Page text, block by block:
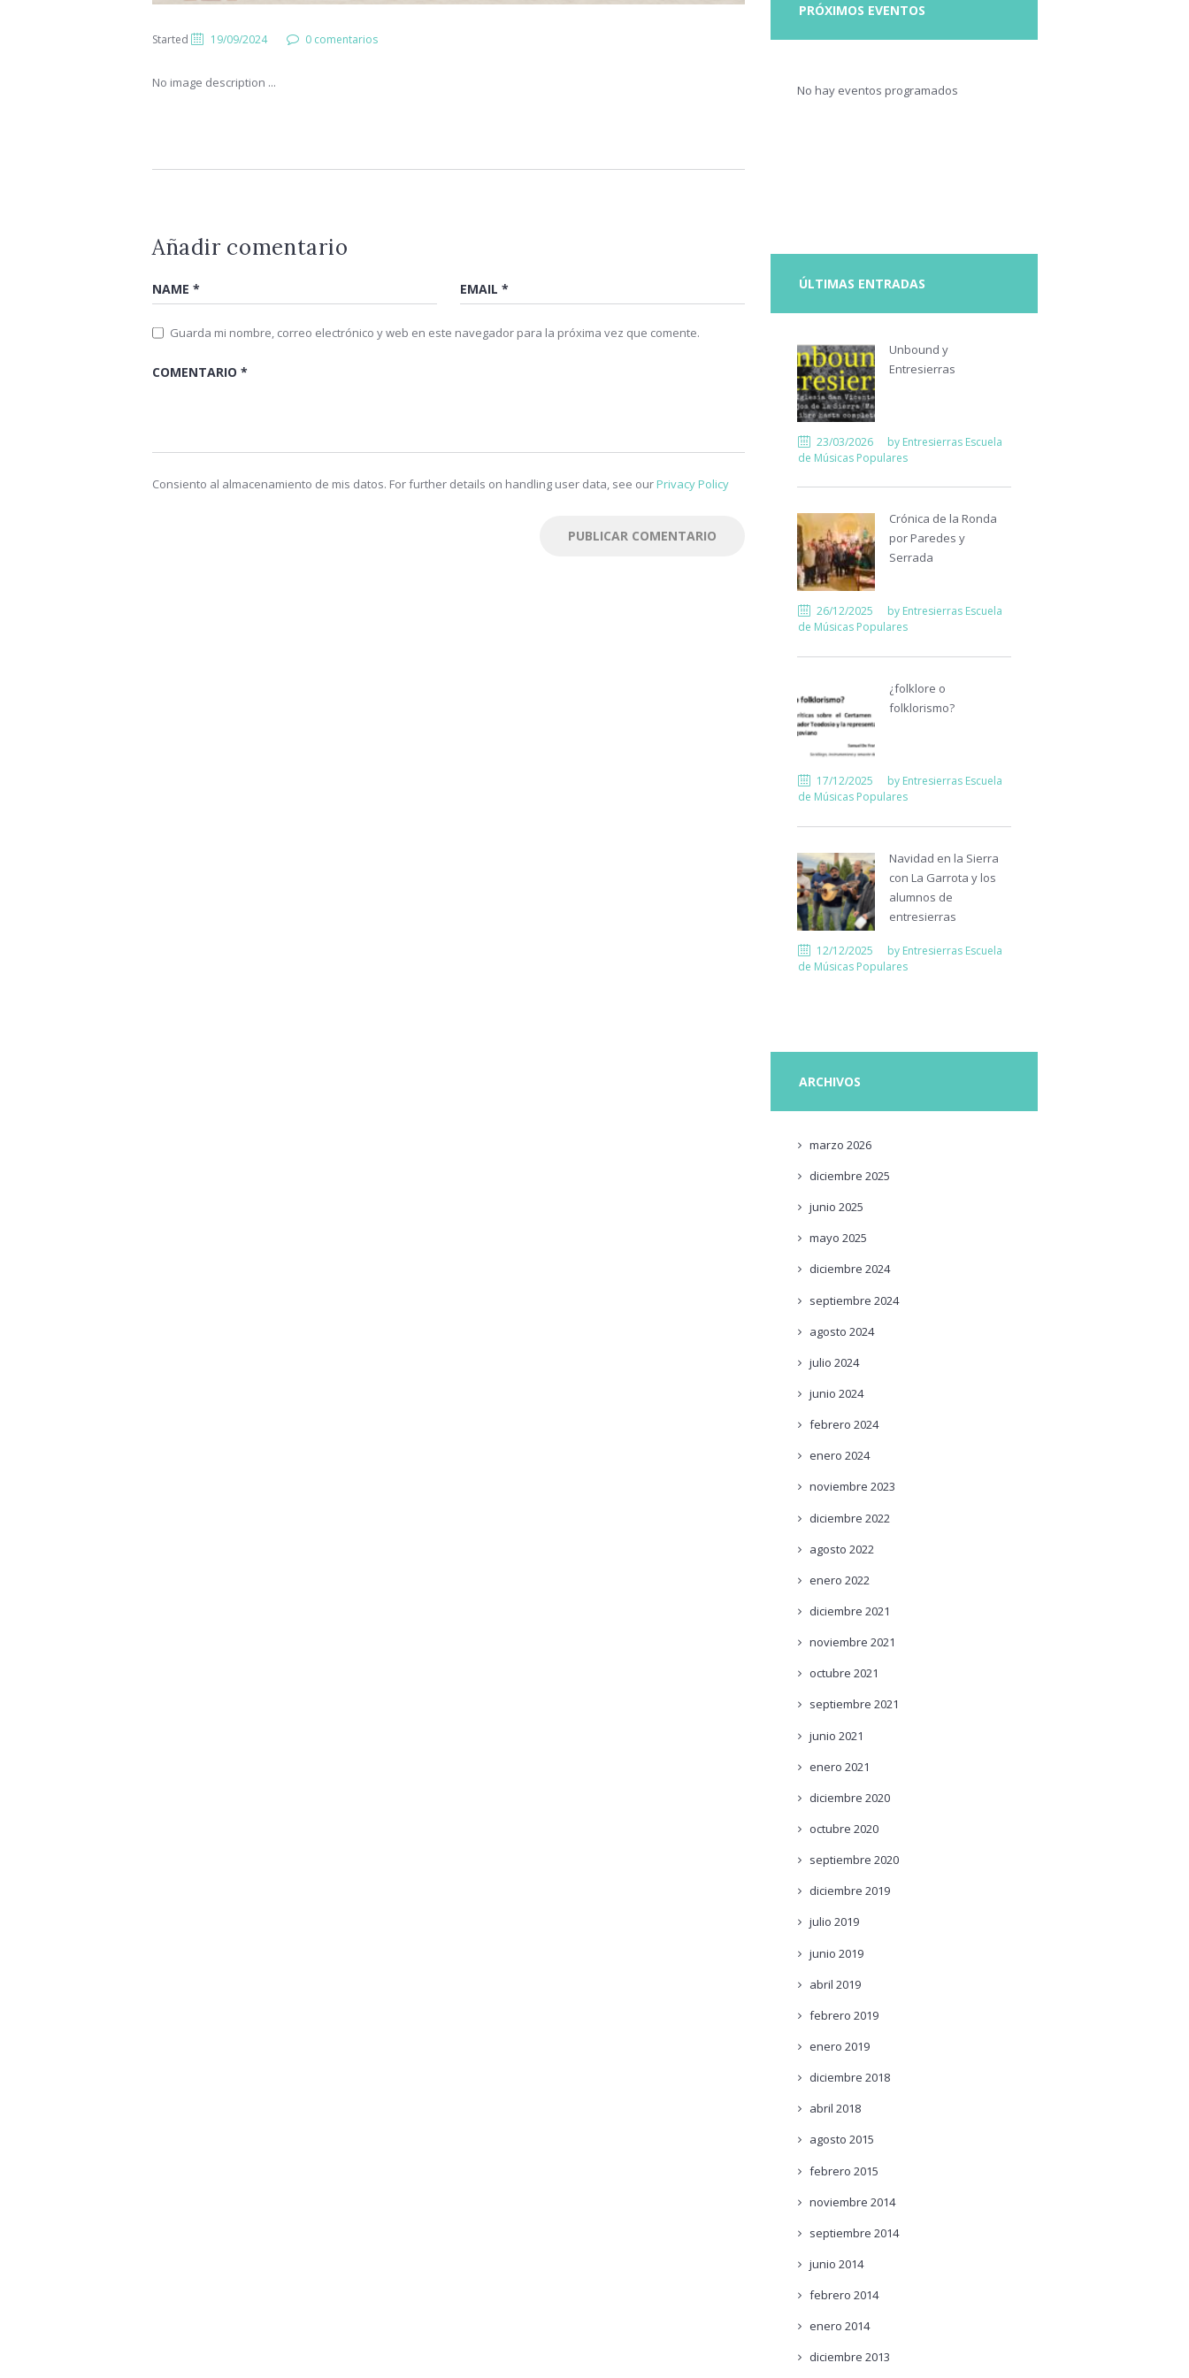
Started 19/09/2024 0 comentarios
No image description ...
Añadir comentario
Guarda mi nombre, correo electrónico y web en este navegador para la próxima vez que comente.
Consiento al almacenamiento de mis datos. For further details on handling user data, see ourPrivacy Policy
PRÓXIMOS EVENTOS
No hay eventos programados
ÚLTIMAS ENTRADAS
Unbound y
Entresierras
23/03/2026 by Entresierras Escuela
de Músicas Populares
Crónica de la Ronda
por Paredes y
Serrada
26/12/2025 by Entresierras Escuela
de Músicas Populares
¿folklore o
folklorismo?
17/12/2025 by Entresierras Escuela
de Músicas Populares
Navidad en la Sierra
con La Garrota y los
alumnos de
entresierras
12/12/2025 by Entresierras Escuela
de Músicas Populares
ARCHIVOS
marzo 2026
diciembre 2025
junio 2025
mayo 2025
diciembre 2024
septiembre 2024
agosto 2024
julio 2024
junio 2024
febrero 2024
enero 2024
noviembre 2023
diciembre 2022
agosto 2022
enero 2022
diciembre 2021
noviembre 2021
octubre 2021
septiembre 2021
junio 2021
enero 2021
diciembre 2020
octubre 2020
septiembre 2020
diciembre 2019
julio 2019
junio 2019
abril 2019
febrero 2019
enero 2019
diciembre 2018
abril 2018
agosto 2015
febrero 2015
noviembre 2014
septiembre 2014
junio 2014
febrero 2014
enero 2014
diciembre 2013